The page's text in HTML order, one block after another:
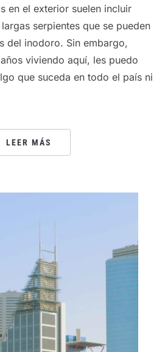
en el exterior suelen incluir
serpientes que se pueden
del inodoro. Sin embargo,
viviendo aquí, les puedo
que suceda en todo el país ni
LEER MÁS